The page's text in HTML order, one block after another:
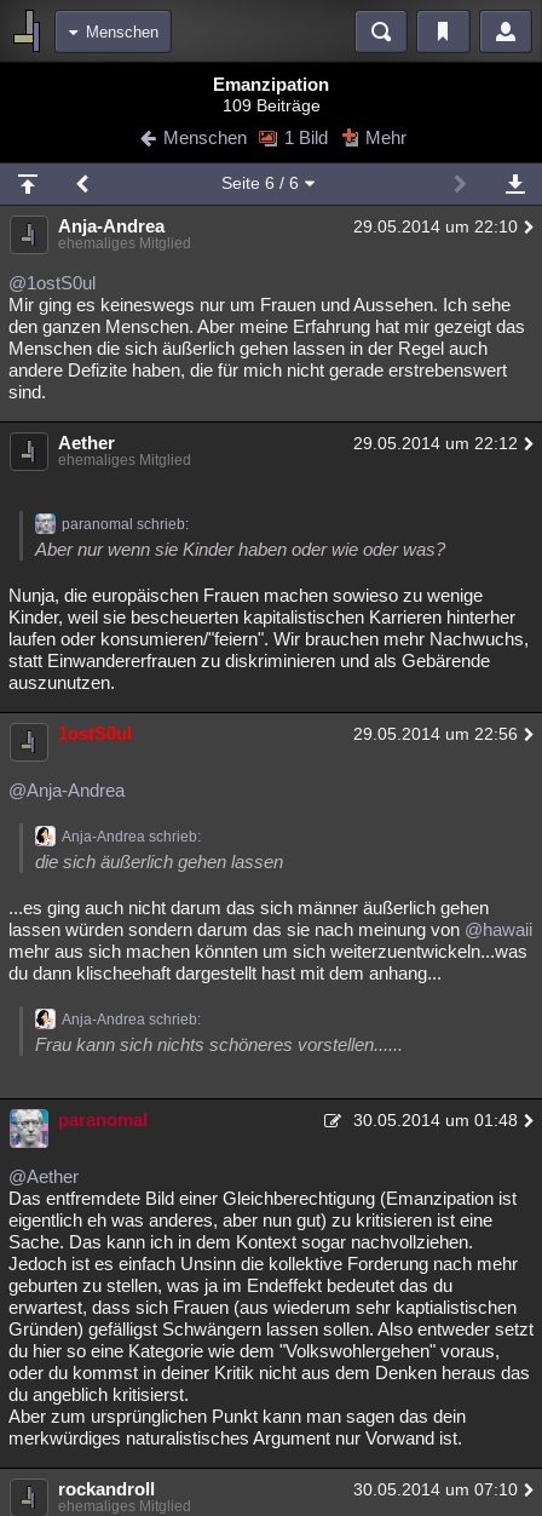
Menschen
Blogs Videos
Chat Wiki Neuigkeiten
meine Rubriken
Menschen Wissenschaft Mystery Kriminalfälle
Spiritualität
Natur Umfragen Unterhaltung
weitere Rubriken
Philosophie
Astronomie Gaming Filme
Übersichten
Lesenswert Schlüsselwörter
Emanzipation
109 Beiträge
Menschen 1 Bild Mehr
Seite 6 / 6
Anja-Andrea 29.05.2014 um 22:10
ehemaliges Mitglied
@1ostS0ul
Mir ging es keineswegs nur um Frauen und Aussehen. Ich sehe
den ganzen Menschen. Aber meine Erfahrung hat mir gezeigt das
Menschen die sich äußerlich gehen lassen in der Regel auch
andere Defizite haben, die für mich nicht gerade erstrebenswert
sind.
Aether 29.05.2014 um 22:12
ehemaliges Mitglied
paranomal schrieb:
Aber nur wenn sie Kinder haben oder wie oder was?
Nunja, die europäischen Frauen machen sowieso zu wenige
Kinder, weil sie bescheuerten kapitalistischen Karrieren hinterher
laufen oder konsumieren/"feiern". Wir brauchen mehr Nachwuchs,
statt Einwandererfrauen zu diskriminieren und als Gebärende
auszunutzen.
1ostS0ul 29.05.2014 um 22:56
@Anja-Andrea
Anja-Andrea schrieb:
die sich äußerlich gehen lassen
...es ging auch nicht darum das sich männer äußerlich gehen
lassen würden sondern darum das sie nach meinung von @hawaii
mehr aus sich machen könnten um sich weiterzuentwickeln...was
du dann klischeehaft dargestellt hast mit dem anhang...
Anja-Andrea schrieb:
Frau kann sich nichts schöneres vorstellen......
paranomal 30.05.2014 um 01:48
@Aether
Das entfremdete Bild einer Gleichberechtigung (Emanzipation ist
eigentlich eh was anderes, aber nun gut) zu kritisieren ist eine
Sache. Das kann ich in dem Kontext sogar nachvollziehen.
Jedoch ist es einfach Unsinn die kollektive Forderung nach mehr
geburten zu stellen, was ja im Endeffekt bedeutet das du
erwartest, dass sich Frauen (aus wiederum sehr kaptialistischen
Gründen) gefälligst Schwängern lassen sollen. Also entweder setzt
du hier so eine Kategorie wie dem "Volkswohlergehen" voraus,
oder du kommst in deiner Kritik nicht aus dem Denken heraus das
du angeblich kritisierst.
Aber zum ursprünglichen Punkt kann man sagen das dein
merkwürdiges naturalistisches Argument nur Vorwand ist.
rockandroll 30.05.2014 um 07:10
ehemaliges Mitglied